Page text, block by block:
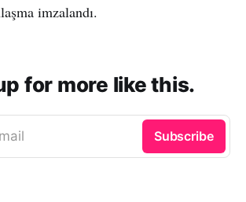
imzalandı.
for more like this.
Subscribe